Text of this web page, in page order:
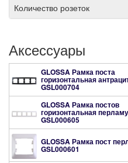
Количество розеток
Аксессуары
GLOSSA Рамка поста
горизонтальная
GSL000704
GLOSSA Рамка постов
горизонтальная
GSL000605
GLOSSA Рамка пост
GSL000601